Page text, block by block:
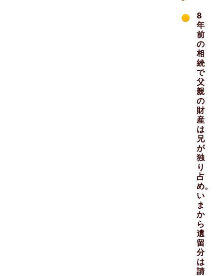
8
年
前
の
相
続
で
父
親
の
財
産
は
兄
が
独
り
占
め。
い
ま
か
ら
遺
留
分
は
請